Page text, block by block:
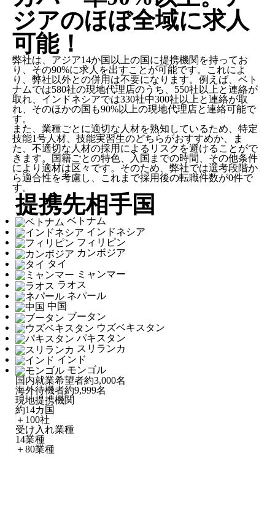
ジアのほぼ全域に求人
可能！
弊社は、 アジア14か国以上の国に提携機関を持ってお
り、その90%に求人を出すことが可能です。これによ
り、弊社以外との併用は不要になります。例えば、ベト
ナムでは580社の現地代理店のうち、550社以上と連絡が
取れ、インドネシアでは330社中300社以上と連絡が取
れ、そのほかの国も90%以上の現地代理店と連絡可能で
す。
また、業種ごとに適切な人材を熟知しているため、特定
技能1号人材、技能実習生のどちらがおすすめか、ま
た、不適切な人材の採用によるリスクを避けることがで
きます。国籍ごとの特色、入国までの時間、その他条件
により適材は区々です。そのため、弊社では選考段階か
ら適合性を考慮し、これまで採用後の転職件数が0件で
す。
提携先相手国
ベトナム
インドネシア
フィリピン
カンボジア
タイ
ミャンマー
ラオス
ネパール
中国
ブータン
ウズベキスタン
パキスタン
スリランカ
インド
モンゴル
国内就業希望者約3,000名
海外待機者約9,999名
現地提携機関
約14カ国
＋100社
受け入れ業種
14業種
＋80業種